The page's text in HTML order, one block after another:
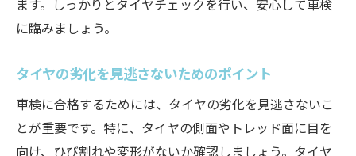
車検を成功させるためのタイヤの重要性
車検合格を目指すタイヤ状態チェックの徹底解
車検合格のためにタイヤチェックを徹底す
る方法
タイヤ状態の徹底チェックで車検基準をク
ます。しっかりとタイヤチェックを行い、安心して車検
に臨みましょう。
タイヤの劣化を見逃さないためのポイント
車検に合格するためには、タイヤの劣化を見逃さないこ
とが重要です。特に、タイヤの側面やトレッド面に目を
向け、ひび割れや変形がないか確認しましょう。タイヤ